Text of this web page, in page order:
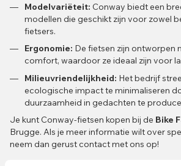
Modelvariëteit: Conway biedt een
modellen die geschikt zijn voor zowel
fietsers.
Ergonomie: De fietsen zijn ontworpen
comfort, waardoor ze ideaal zijn voor
Milieuvriendelijkheid: Het bedrijf
ecologische impact te minimaliseren
duurzaamheid in gedachten te
Je kunt Conway-fietsen kopen bij de Bike
Brugge. Als je meer informatie wilt over
neem dan gerust contact met ons op!